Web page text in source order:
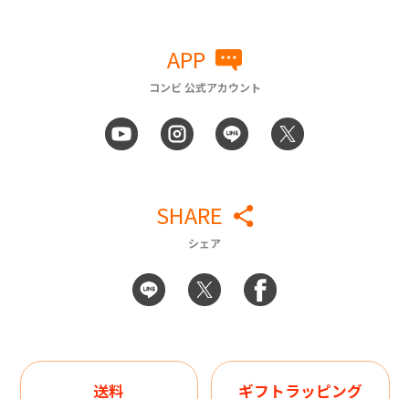
APP
コンビ 公式アカウント
SHARE
シェア
送料 ギフトラッピング